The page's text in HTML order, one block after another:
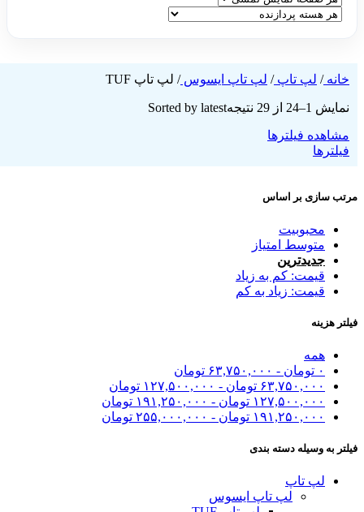
خانه/ لپ تاپ/ لپ تاپ ایسوس/ لپ تاپ TUF
نمایش 1–24 از 29 نتیجه
Sorted by latest
مشاهده فیلترها
فیلترها
مرتب سازی بر اساس
محبوبیت
متوسط امتیاز
جدیدترین
قیمت: کم به زیاد
قیمت: زیاد به کم
فیلتر هزینه
همه
۰ تومان - ۶۳,۷۵۰,۰۰۰ تومان
۶۳,۷۵۰,۰۰۰ تومان - ۱۲۷,۵۰۰,۰۰۰ تومان
۱۲۷,۵۰۰,۰۰۰ تومان - ۱۹۱,۲۵۰,۰۰۰ تومان
۱۹۱,۲۵۰,۰۰۰ تومان - ۲۵۵,۰۰۰,۰۰۰ تومان
فیلتر به وسیله دسته بندی
لپ تاپ
لپ تاپ ایسوس